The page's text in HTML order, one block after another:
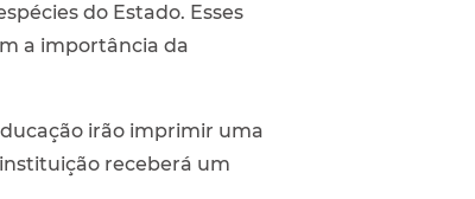
do Estado. Esses
a importância da
irão imprimir uma
receberá um